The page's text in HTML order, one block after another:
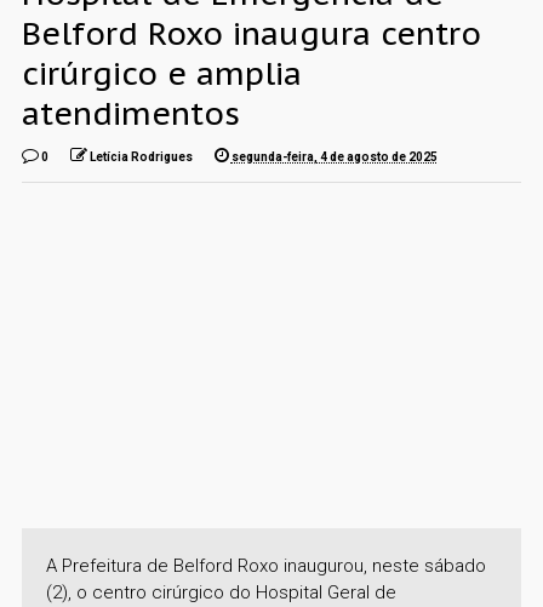
Belford Roxo inaugura centro
cirúrgico e amplia
atendimentos
0 Letícia Rodrigues segunda-feira, 4 de agosto de 2025
A Prefeitura de Belford Roxo inaugurou, neste sábado
(2), o centro cirúrgico do Hospital Geral de